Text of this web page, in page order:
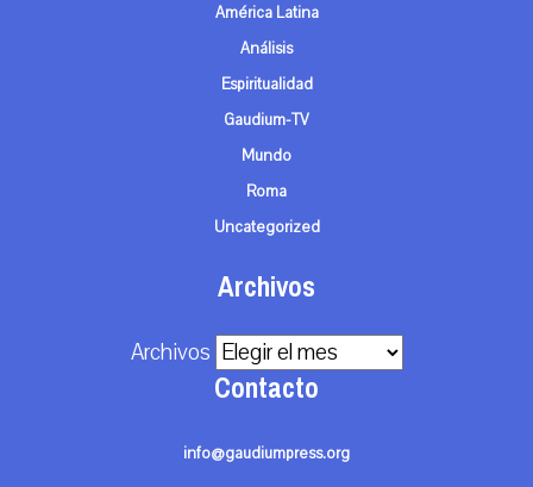
América Latina
Análisis
Espiritualidad
Gaudium-TV
Mundo
Roma
Uncategorized
Archivos
Archivos
Contacto
info@gaudiumpress.org